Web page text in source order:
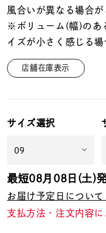
在庫
風合いが異なる場合が
※ボリューム(幅)のあ
イズが小さく感じる場
店舗在庫表示
サイズ選択
最短08月08日(土)
お届け予定日について
支払方法・注文内容に